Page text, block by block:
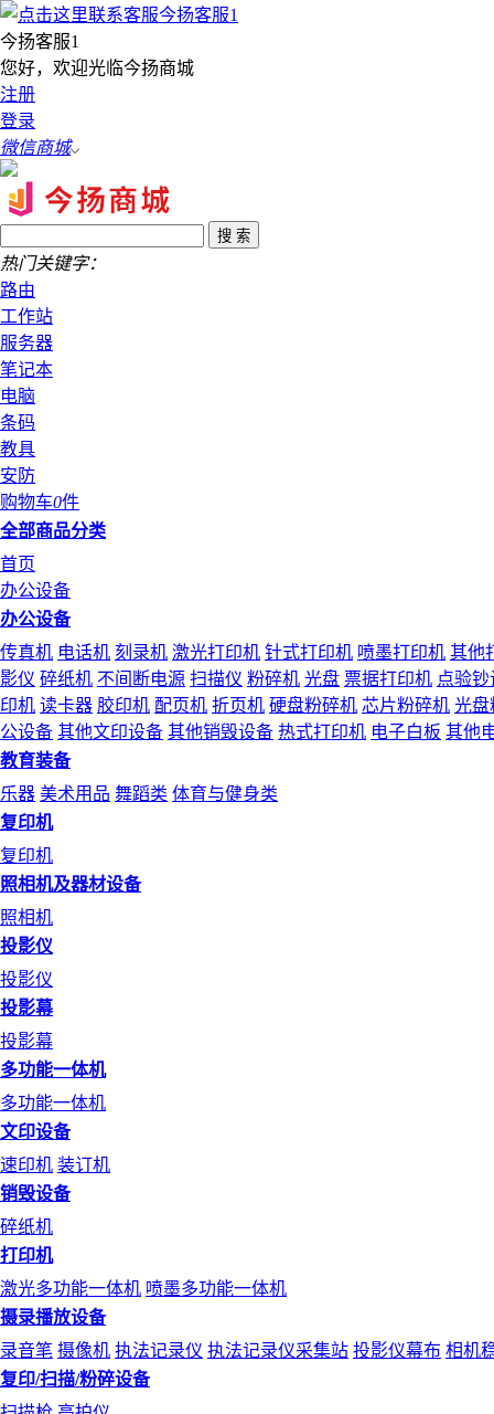
今扬客服1
您好，欢迎光临今扬商城
注册
登录
微信商城
热门关键字：
路由
工作站
服务器
笔记本
电脑
条码
教具
安防
购物车0件
全部商品分类
首页
办公设备
办公设备
传真机 电话机 刻录机 激光打印机 针式打印机 喷墨打印机 其他
影仪 碎纸机 不间断电源 扫描仪 粉碎机 光盘 票据打印机 点验钞
印机 读卡器 胶印机 配页机 折页机 硬盘粉碎机 芯片粉碎机 光盘
公设备 其他文印设备 其他销毁设备 热式打印机 电子白板 其他
教育装备
乐器 美术用品 舞蹈类 体育与健身类
复印机
复印机
照相机及器材设备
照相机
投影仪
投影仪
投影幕
投影幕
多功能一体机
多功能一体机
文印设备
速印机 装订机
销毁设备
碎纸机
打印机
激光多功能一体机 喷墨多功能一体机
摄录播放设备
录音笔 摄像机 执法记录仪 执法记录仪采集站 投影仪幕布 相机
复印/扫描/粉碎设备